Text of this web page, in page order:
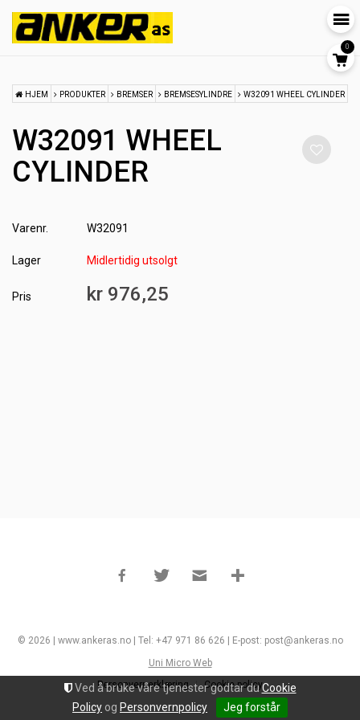
Ved å bruke våre tjenester godtar duCookie
Policy og Personvernpolicy Jeg forstår
0
HJEM PRODUKTER BREMSER BREMSESYLINDRE W32091 WHEEL CYLINDER
W32091 WHEEL
CYLINDER
Varenr. W32091
Lager Midlertidig utsolgt
Pris kr 976,25
© 2026 | www.ankeras.no | Tel: +47 971 86 626 | E-post: post@ankeras.no
Uni Micro Web
Personvernerklæring
Cookie policy